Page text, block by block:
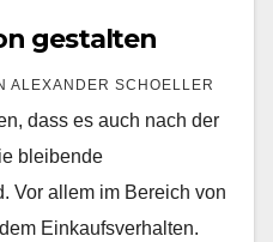
gestalten
ALEXANDER SCHOELLER
dass es auch nach der
bleibende
Vor allem im Bereich von
Einkaufsverhalten.